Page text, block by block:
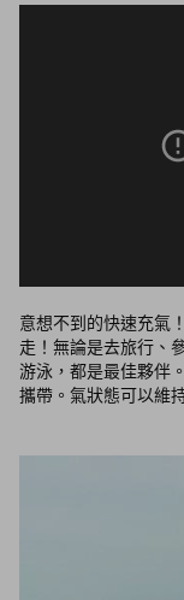
意想不到的快速充氣
走！無論是去旅行、
游泳，都是最佳夥伴
攜帶。氣狀態可以維